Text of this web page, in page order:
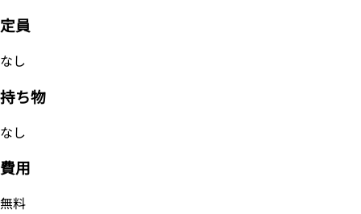
定員
なし
持ち物
なし
費用
無料